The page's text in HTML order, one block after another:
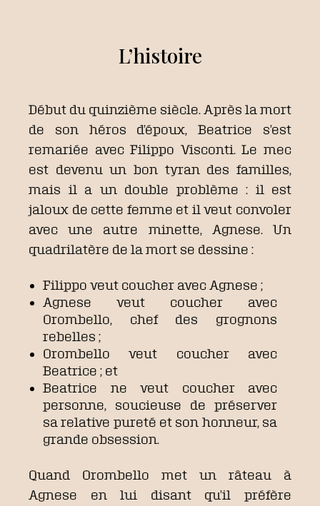
L’histoire
Début du quinzième siècle. Après la mort
de son héros d’époux, Beatrice s’est
remariée avec Filippo Visconti. Le mec
est devenu un bon tyran des familles,
mais il a un double problème : il est
jaloux de cette femme et il veut convoler
avec une autre minette, Agnese. Un
quadrilatère de la mort se dessine :
Filippo veut coucher avec Agnese ;
Agnese veut coucher avec
Orombello, chef des grognons
rebelles ;
Orombello veut coucher avec
Beatrice ; et
Beatrice ne veut coucher avec
personne, soucieuse de préserver
sa relative pureté et son honneur, sa
grande obsession.
Quand Orombello met un râteau à
Agnese en lui disant qu’il préfère